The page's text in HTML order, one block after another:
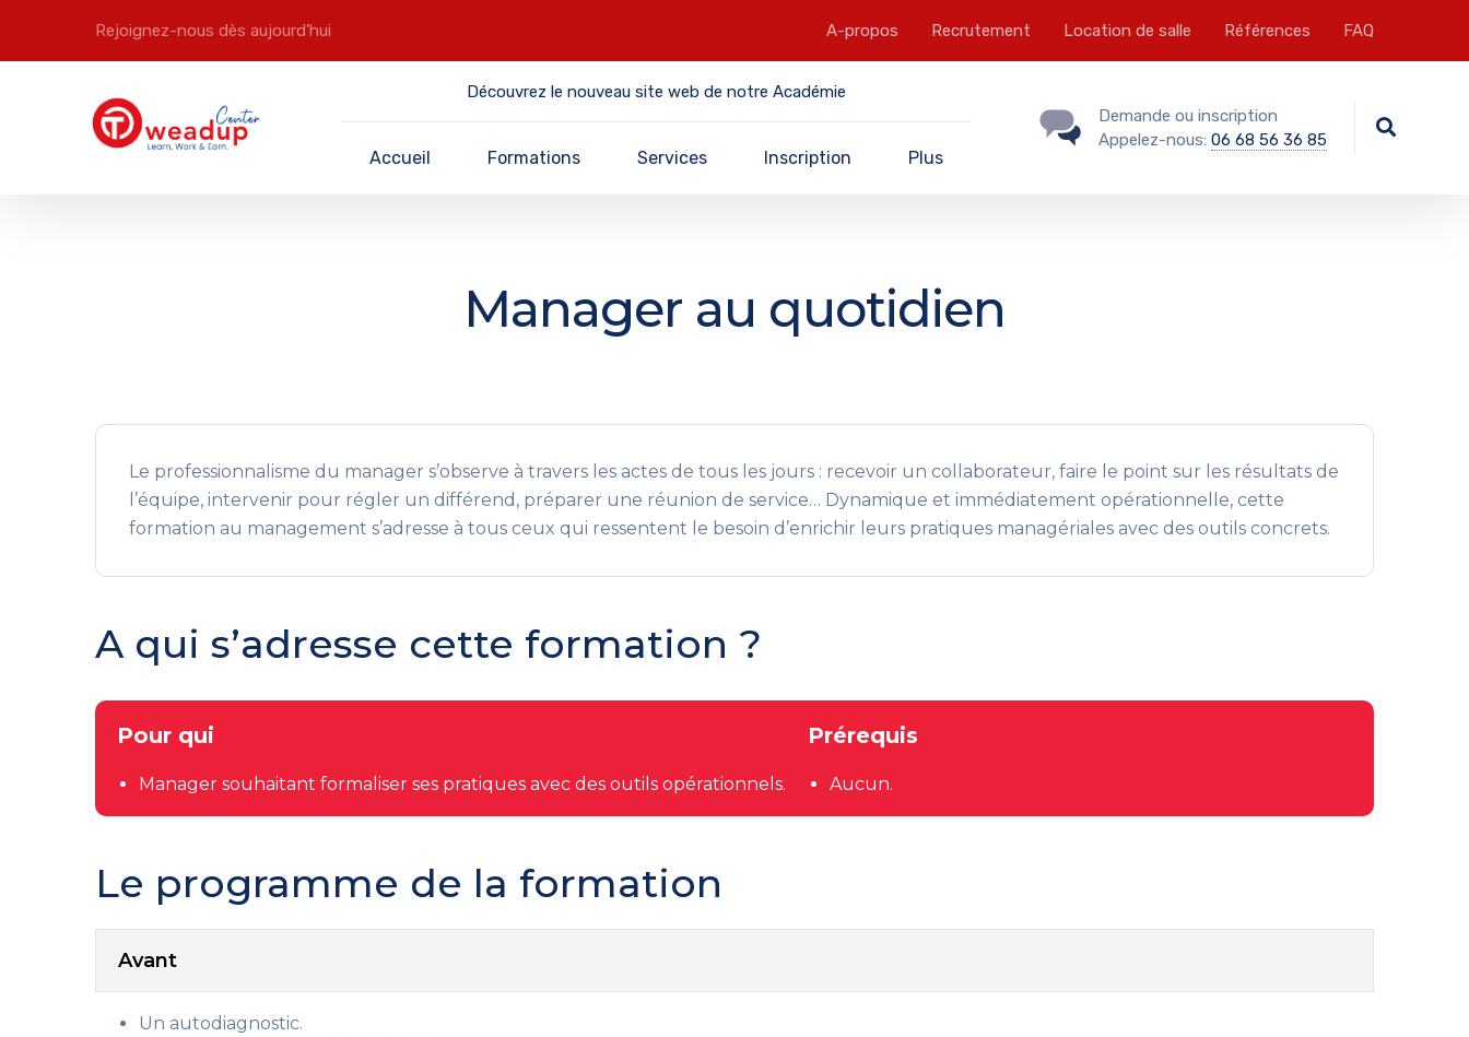
Rejoignez-nous dès aujourd’hui A-propos Recrutement Location de salle Références FAQ
Découvrez le nouveau site web de notre Académie
Accueil Formations Services Inscription Plus
Demande ou inscription
Appelez-nous: 06 68 56 36 85
Manager au quotidien
Le professionnalisme du manager s’observe à travers les actes de tous les jours : recevoir un collaborateur, faire le point sur les résultats de
l’équipe, intervenir pour régler un différend, préparer une réunion de service… Dynamique et immédiatement opérationnelle, cette
formation au management s’adresse à tous ceux qui ressentent le besoin d’enrichir leurs pratiques managériales avec des outils concrets.
A qui s’adresse cette formation ?
Pour qui
Manager souhaitant formaliser ses pratiques avec des outils opérationnels.
Prérequis
Aucun.
Le programme de la formation
Avant
Un autodiagnostic.